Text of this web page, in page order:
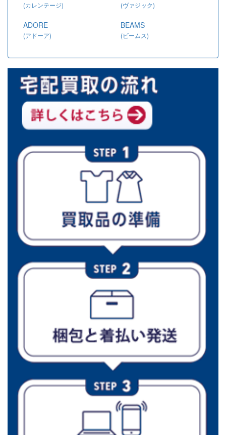
(カレンテージ) (ヴァジック)
ADORE
(アドーア)
BEAMS
(ビームス)